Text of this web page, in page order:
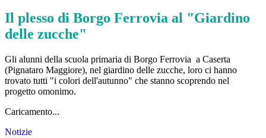
Il plesso di Borgo Ferrovia al "Giardino
delle zucche"
Gli alunni della scuola primaria di Borgo Ferrovia a Caserta
(Pignataro Maggiore), nel giardino delle zucche, loro ci hanno
trovato tutti "i colori dell'autunno" che stanno scoprendo nel
progetto omonimo.
Caricamento...
Notizie